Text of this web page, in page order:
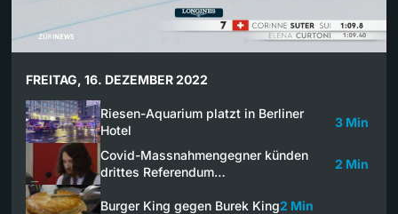
FREITAG, 16. DEZEMBER 2022
Riesen-Aquarium platzt in Berliner
Hotel
3 Min
Covid-Massnahmengegner künden
drittes Referendum…
2 Min
Burger King gegen Burek King2 Min